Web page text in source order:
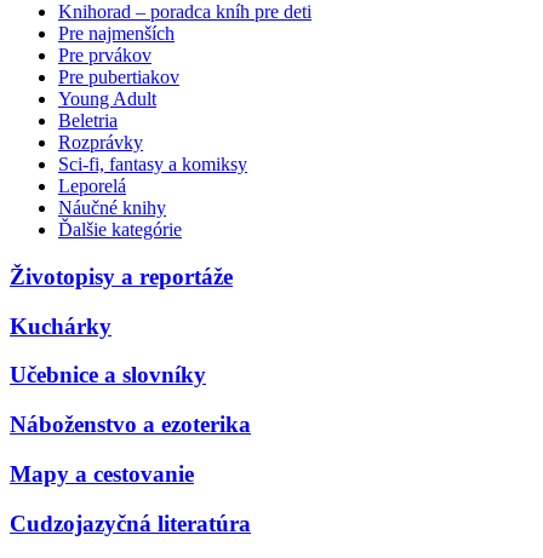
Knihorad – poradca kníh pre deti
Pre najmenších
Pre prvákov
Pre pubertiakov
Young Adult
Beletria
Rozprávky
Sci-fi, fantasy a komiksy
Leporelá
Náučné knihy
Ďalšie kategórie
Životopisy a reportáže
Kuchárky
Učebnice a slovníky
Náboženstvo a ezoterika
Mapy a cestovanie
Cudzojazyčná literatúra